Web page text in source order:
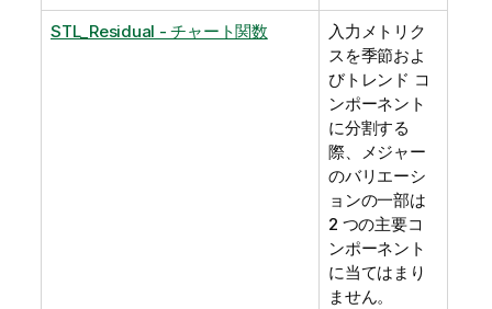
STL_Residual - チャート関数
入力メトリク
スを季節およ
びトレンド コ
ンポーネント
に分割する
際、メジャー
のバリエーシ
ョンの一部は
2 つの主要コ
ンポーネント
に当てはまり
ません。